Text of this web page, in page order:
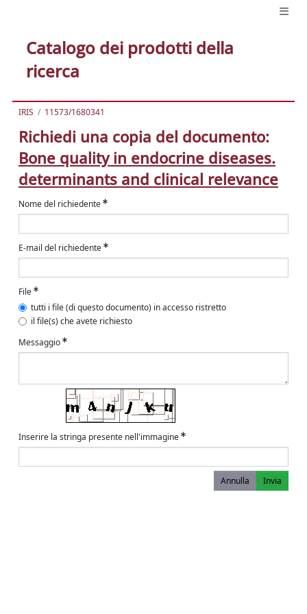
Catalogo dei prodotti della
ricerca
IRIS 11573/1680341
Richiedi una copia del documento:
Bone quality in endocrine diseases.
determinants and clinical relevance
Nome del richiedente
E-mail del richiedente
File
tutti i file (di questo documento) in accesso ristretto
il file(s) che avete richiesto
Messaggio
Inserire la stringa presente nell'immagine
Annulla Invia